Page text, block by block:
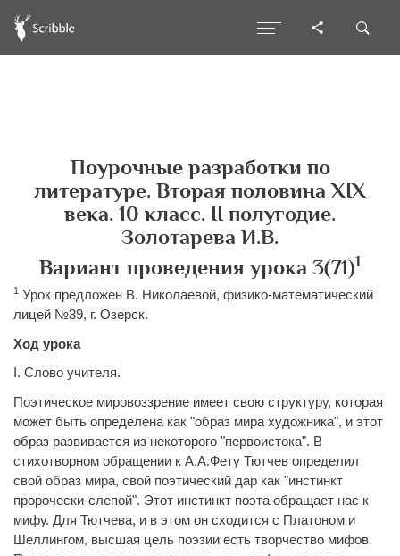
Поурочные разработки по
литературе. Вторая половина ХIХ
века. 10 класс. II полугодие.
Золотарева И.В.
Вариант проведения урока 3(71)1
1 Урок предложен В. Николаевой, физико-математический
лицей №39, г. Озерск.
Ход урока
I. Слово учителя.
Поэтическое мировоззрение имеет свою структуру, которая
может быть определена как "образ мира художника", и этот
образ развивается из некоторого "первоистока". В
стихотворном обращении к А.А.Фету Тютчев определил
свой образ мира, свой поэтический дар как "инстинкт
пророчески-слепой". Этот инстинкт поэта обращает нас к
мифу. Для Тютчева, и в этом он сходится с Платоном и
Шеллингом, высшая цель поэзии есть творчество мифов.